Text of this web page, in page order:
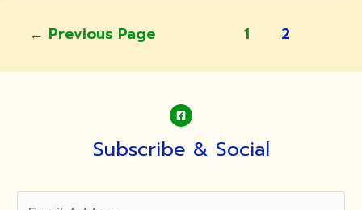
แนะแนว
← Previous Page 1 2
Subscribe & Social